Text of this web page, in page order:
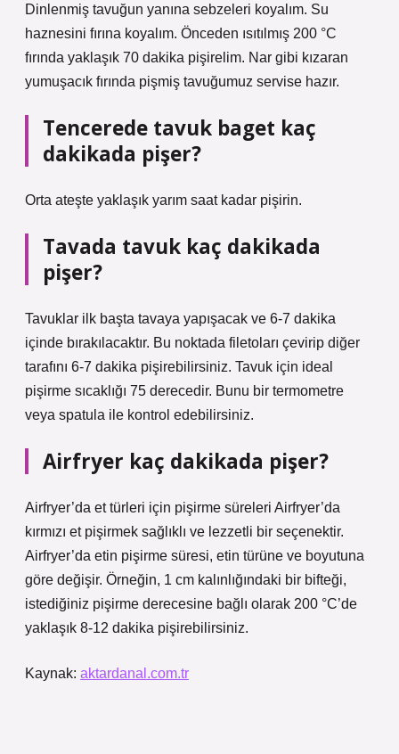
Dinlenmiş tavuğun yanına sebzeleri koyalım. Su
haznesini fırına koyalım. Önceden ısıtılmış 200 °C
fırında yaklaşık 70 dakika pişirelim. Nar gibi kızaran
yumuşacık fırında pişmiş tavuğumuz servise hazır.
Tencerede tavuk baget kaç
dakikada pişer?
Orta ateşte yaklaşık yarım saat kadar pişirin.
Tavada tavuk kaç dakikada
pişer?
Tavuklar ilk başta tavaya yapışacak ve 6-7 dakika
içinde bırakılacaktır. Bu noktada filetoları çevirip diğer
tarafını 6-7 dakika pişirebilirsiniz. Tavuk için ideal
pişirme sıcaklığı 75 derecedir. Bunu bir termometre
veya spatula ile kontrol edebilirsiniz.
Airfryer kaç dakikada pişer?
Airfryer’da et türleri için pişirme süreleri Airfryer’da
kırmızı et pişirmek sağlıklı ve lezzetli bir seçenektir.
Airfryer’da etin pişirme süresi, etin türüne ve boyutuna
göre değişir. Örneğin, 1 cm kalınlığındaki bir bifteği,
istediğiniz pişirme derecesine bağlı olarak 200 °C’de
yaklaşık 8-12 dakika pişirebilirsiniz.
Kaynak: aktardanal.com.tr